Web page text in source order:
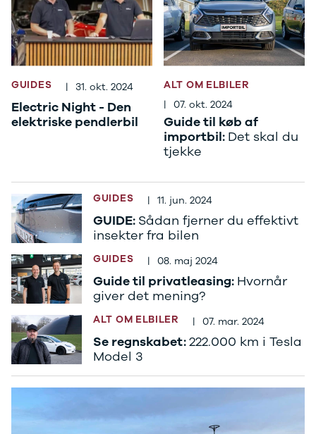
Ford
Se alle Ford
Elbil
Bronco
B-Max
C-Max
Capri
Grand C-
Ka
F-150
Focus
Galaxy
Kuga
Mustang
Mustang
Mach-E
Ranger
Ranger
Raptor
GUIDES | 31. okt. 2024
Electric Night - Den
elektriske pendlerbil
ALT OM ELBILER
| 07. okt. 2024
Guide til køb af
importbil: Det skal du
tjekke
GUIDES | 11. jun. 2024
GUIDE: Sådan fjerner du effektivt
insekter fra bilen
GUIDES | 08. maj 2024
Guide til privatleasing: Hvornår
giver det mening?
ALT OM ELBILER | 07. mar. 2024
Se regnskabet:222.000 km i Tesla
Model 3